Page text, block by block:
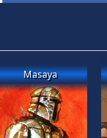
Masaya